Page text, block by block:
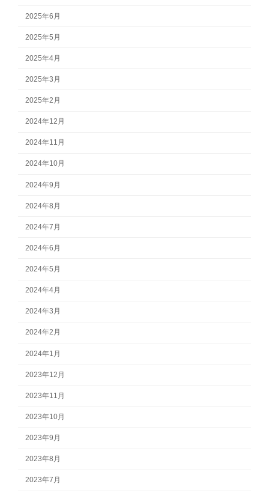
2025年6月
2025年5月
2025年4月
2025年3月
2025年2月
2024年12月
2024年11月
2024年10月
2024年9月
2024年8月
2024年7月
2024年6月
2024年5月
2024年4月
2024年3月
2024年2月
2024年1月
2023年12月
2023年11月
2023年10月
2023年9月
2023年8月
2023年7月